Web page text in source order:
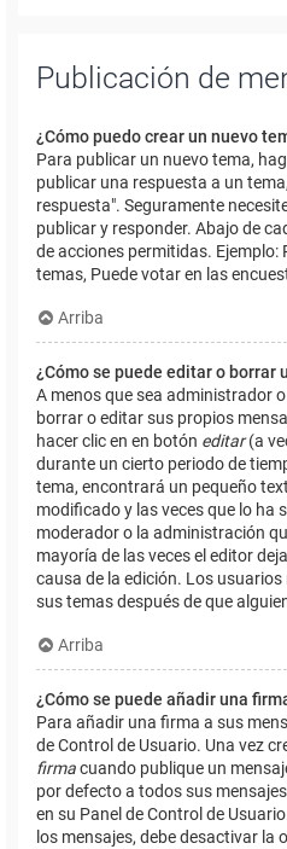
Publicación de
¿Cómo puedo crear un nuevo
Para publicar un nuevo tema,
publicar una respuesta a un
respuesta". Seguramente
publicar y responder. Abajo de
de acciones permitidas. Ejemplo:
temas, Puede votar en las
Arriba
¿Cómo se puede editar o borrar
A menos que sea administrador
borrar o editar sus propios
hacer clic en en botón editar(a
durante un cierto periodo de
tema, encontrará un pequeño
modificado y las veces que lo ha
moderador o la administración
mayoría de las veces el editor
causa de la edición. Los
sus temas después de que
Arriba
¿Cómo se puede añadir una
Para añadir una firma a sus
de Control de Usuario. Una vez
firmacuando publique un
por defecto a todos sus
en su Panel de Control de
los mensajes, debe desactivar la